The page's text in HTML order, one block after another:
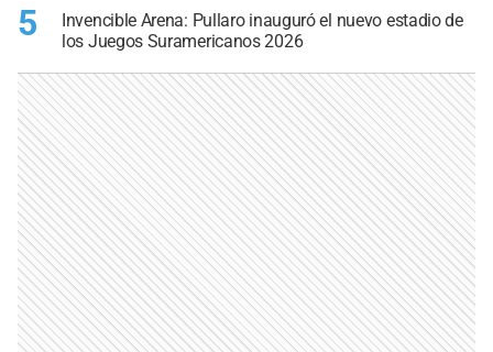
5
Invencible Arena: Pullaro inauguró el nuevo estadio de
los Juegos Suramericanos 2026